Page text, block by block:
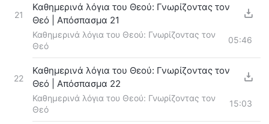
21
Καθημερινά λόγια του Θεού: Γνωρίζοντας τον
Θεό | Απόσπασμα 21
Καθημερινά λόγια του Θεού: Γνωρίζοντας τον
Θεό
05:46
22
Καθημερινά λόγια του Θεού: Γνωρίζοντας τον
Θεό | Απόσπασμα 22
Καθημερινά λόγια του Θεού: Γνωρίζοντας τον
Θεό
15:03